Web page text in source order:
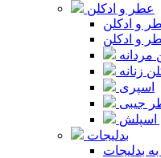
عطر و ادکلن
و ادکلن
و ادکلن
مردانه
زنانه
اسپری
جیبی
اسپلش
بدلیجات
بدلیجات